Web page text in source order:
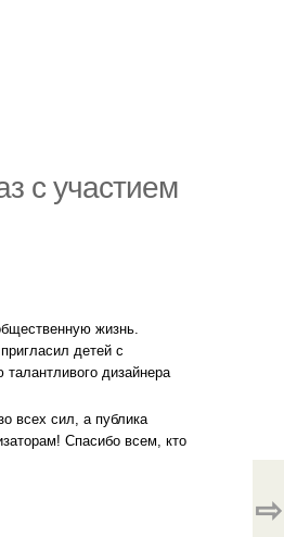
с участием
жизнь.
детей с
дизайнера
всех сил, а публика
Спасибо всем, кто
⇨